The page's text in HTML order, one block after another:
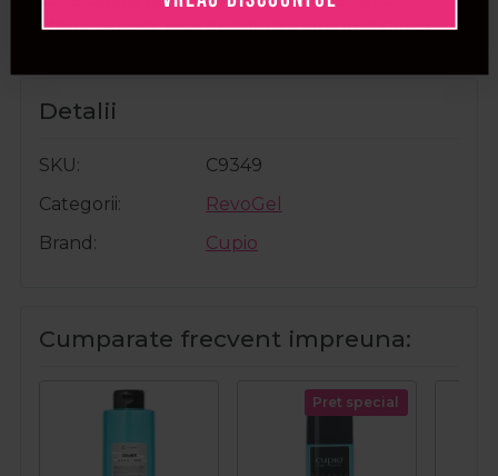
✅Procosmetic este distribuitor autorizat Cupio.
Detalii
SKU
C9349
Categorii
RevoGel
Brand
Cupio
Cumparate frecvent impreuna:
Pret special